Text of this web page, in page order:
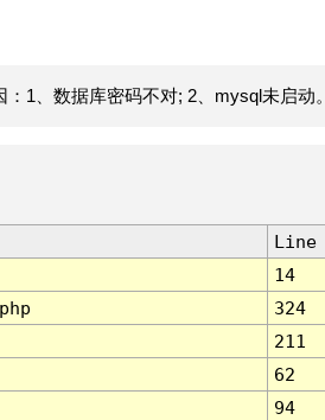
1、数据库密码不对; 2、mysql未启动。
Line
14
324
211
62
94